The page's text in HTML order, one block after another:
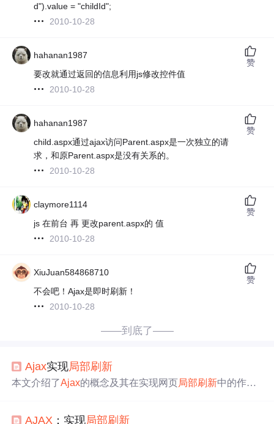
d").value = "childId";
2010-10-28
hahanan1987
要改就通过返回的信息利用js修改控件值
2010-10-28
赞
hahanan1987
child.aspx通过ajax访问Parent.aspx是一次独立的请
求，和原Parent.aspx是没有关系的。
2010-10-28
赞
claymore1114
js 在前台 再 更改parent.aspx的 值
2010-10-28
赞
XiuJuan584868710
不会吧！Ajax是即时刷新！
2010-10-28
赞
——到底了——
Ajax实现局部刷新
本文介绍了Ajax的概念及其在实现网页局部刷新中的作
AJAX ：实现局部刷新